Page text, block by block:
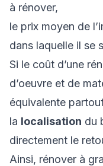
à rénover,
le prix moyen de
dans laquelle il se
Si le coût d’une
d’oeuvre et de
équivalente
la localisation du
directement le
Ainsi, rénover à